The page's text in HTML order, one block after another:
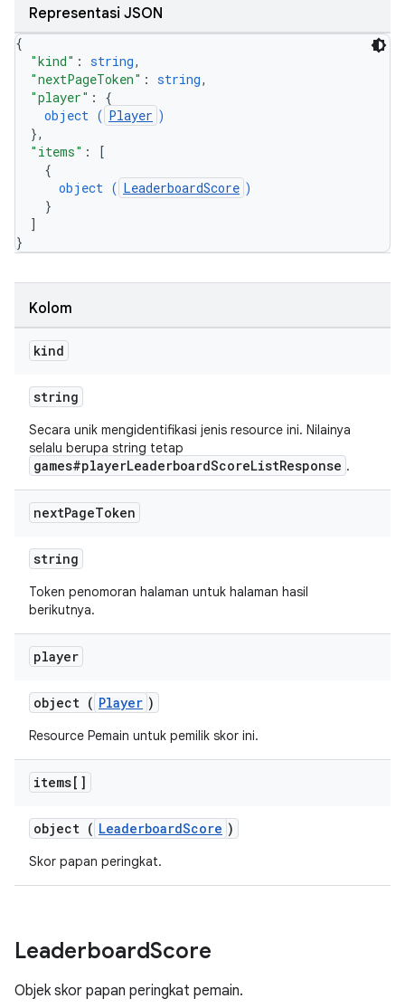
Representasi JSON
{
"kind" : string,
"nextPageToken" : string,
"player" : {
object ( Player )
},
"items" :
[
{
object ( LeaderboardScore )
}
]
}
Kolom
kind
string
Secara unik mengidentifikasi jenis resource ini. Nilainya
selalu berupa string tetap
games#playerLeaderboardScoreListResponse .
nextPageToken
string
Token penomoran halaman untuk halaman hasil
berikutnya.
player
object ( Player )
Resource Pemain untuk pemilik skor ini.
items[]
object ( LeaderboardScore )
Skor papan peringkat.
LeaderboardScore
Objek skor papan peringkat pemain.